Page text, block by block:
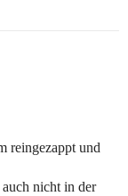
reingezappt und
nicht in der